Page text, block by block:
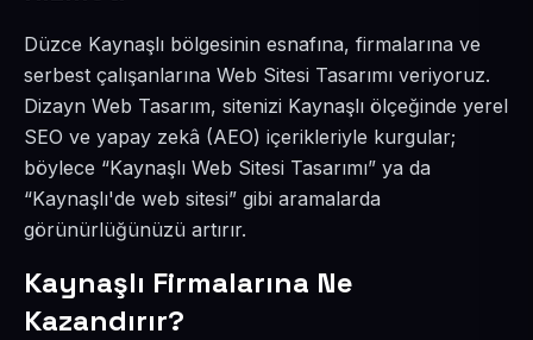
Düzce Kaynaşlı bölgesinin esnafına, firmalarına ve
serbest çalışanlarına Web Sitesi Tasarımı veriyoruz.
Dizayn Web Tasarım, sitenizi Kaynaşlı ölçeğinde yerel
SEO ve yapay zekâ (AEO) içerikleriyle kurgular;
böylece “Kaynaşlı Web Sitesi Tasarımı” ya da
“Kaynaşlı'de web sitesi” gibi aramalarda
görünürlüğünüzü artırır.
Kaynaşlı Firmalarına Ne
Kazandırır?